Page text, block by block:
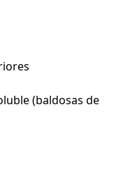
(baldosas de